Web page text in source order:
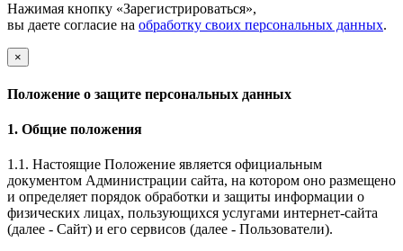
Нажимая кнопку «Зарегистрироваться»,
вы даете согласие на обработку своих персональных данных.
×
Положение о защите персональных данных
1. Общие положения
1.1. Настоящие Положение является официальным
документом Администрации сайта, на котором оно размещено
и определяет порядок обработки и защиты информации о
физических лицах, пользующихся услугами интернет-сайта
(далее - Сайт) и его сервисов (далее - Пользователи).